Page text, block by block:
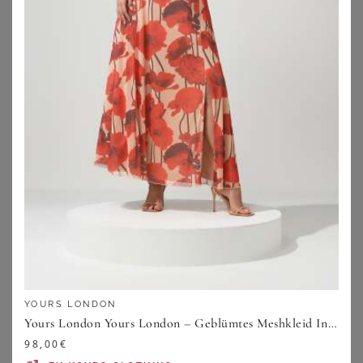
Größen für verschiedene Anlässe: Von den legeren
Sommerkleidern, über Kleider für elegante
Sommerpartys, bis hin zu Kleidern, die schick genug sind,
um sie auf einer Hochzeit oder der ein oder anderen
Abendveranstaltung vorzuführen. Wenn Du übrigens mal
besonders schicke Kleider brauchst, schau auch mal bei
Abendkleidern in großen Größen
festlichen Kleidernvorbei.
Im Sommer gehören Maxikleider einfach in jeden
Kleiderschrank. Oft werden luftige Stoffe verarbeitet und
der lange Schnitt macht sich sehr gut für verschiedenste
Gelegenheiten. Maxikleider kommen oft farbenfroh und
gemustert daher und machen so Lust auf Sommer und
besonders für Sommerkleider interessierst, kannst Du
übrigens auch mal in unserer Kategorie für
Sommerkleider in großen Größenvorbeischauen.
Inspiration findest Du auch in unseren Magazin-Artikeln
YOURS LONDON
Yours London Yours London – Geblümtes Meshkleid In Naturbraun Mit Abstraktem Mustersize 44
98,00€